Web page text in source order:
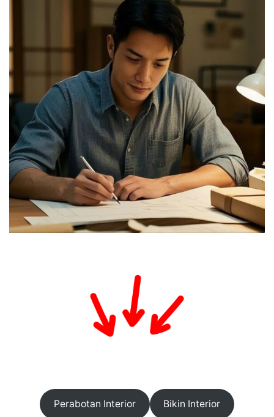
Perabotan Interior Bikin Interior